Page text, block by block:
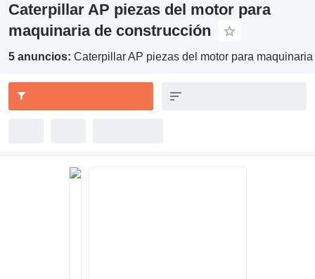
Caterpillar AP piezas del motor para
maquinaria de construcción
5 anuncios: Caterpillar AP piezas del motor para